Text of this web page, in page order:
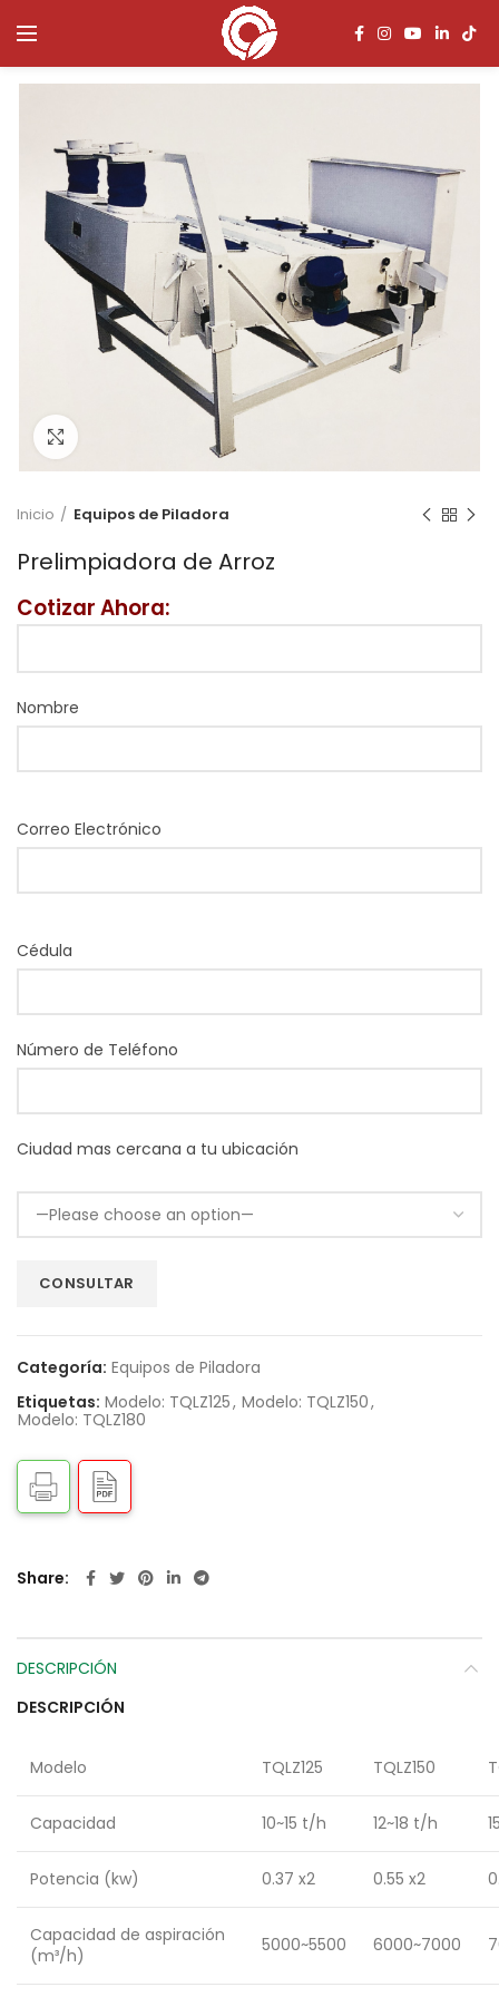
Inicio Equipos de Piladora
Prelimpiadora de Arroz
Cotizar Ahora:
Nombre
Correo Electrónico
Cédula
Número de Teléfono
Ciudad mas cercana a tu ubicación
Categoría: Equipos de Piladora
Etiquetas: Modelo: TQLZ125, Modelo: TQLZ150,
Modelo: TQLZ180
Share
DESCRIPCIÓN
DESCRIPCIÓN
Modelo TQLZ125 TQLZ150
Capacidad 10~15 t/h 12~18 t/h
Potencia (kw) 0.37 x2 0.55 x2
Capacidad de aspiración
(m³/h)
5000~5500 6000~7000